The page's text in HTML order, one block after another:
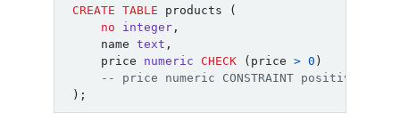
CREATE TABLE products
(
no
integer ,
name text ,
price
numeric CHECK ( price > 0 )
);